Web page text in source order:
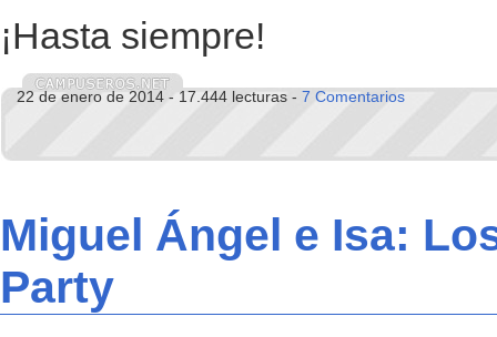
¡Hasta siempre!
22 de enero de 2014 - 17.444 lecturas - 7 Comentarios
Miguel Ángel e Isa:
Party